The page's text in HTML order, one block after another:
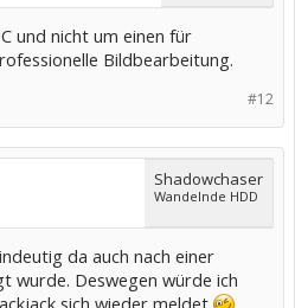
und nicht um einen für
Bildbearbeitung.
#12
Shadowchaser
Wandelnde HDD
da auch nach einer
wurde. Deswegen würde ich